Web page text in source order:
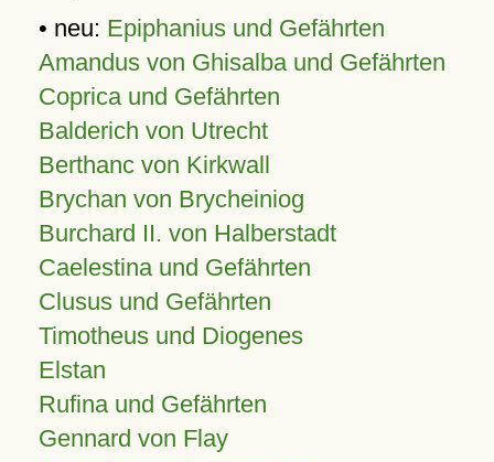
• neu: Epiphanius und Gefährten
Amandus von Ghisalba und Gefährten
Coprica und Gefährten
Balderich von Utrecht
Berthanc von Kirkwall
Brychan von Brycheiniog
Burchard II. von Halberstadt
Caelestina und Gefährten
Clusus und Gefährten
Timotheus und Diogenes
Elstan
Rufina und Gefährten
Gennard von Flay